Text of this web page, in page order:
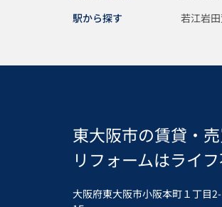
駅から探す
若江岩田
東大阪市の賃貸・
リフォームはライ
大阪府東大阪市小阪本町１丁目